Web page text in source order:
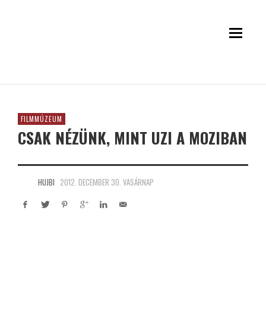
FILMMÚZEUM
CSAK NÉZÜNK, MINT UZI A MOZIBAN
HUJBI 2012. DECEMBER 30. VASÁRNAP